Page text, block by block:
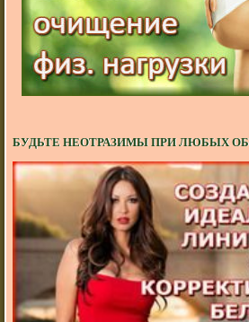
БУДЬТЕ НЕОТРАЗИМЫ ПРИ ЛЮБЫХ